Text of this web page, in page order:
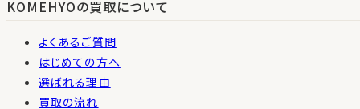
KOMEHYOの買取について
よくあるご質問
はじめての方へ
選ばれる理由
買取の流れ